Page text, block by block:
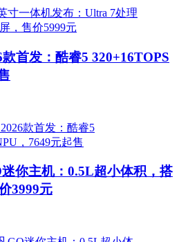
首发：酷睿5 320+16TOPS
你主机：0.5L超小体积，搭
3999元